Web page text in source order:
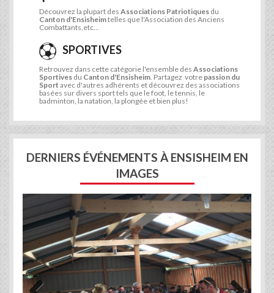
Découvrez la plupart des Associations Patriotiques du
Canton d'Ensisheimtelles que l'Association des Anciens
Combattants,etc...
SPORTIVES
Retrouvez dans cette catégorie l'ensemble des Associations
Sportives du Canton d'Ensisheim. Partagez votre passion du
Sport avec d'autres adhérents et découvrez des associations
basées sur divers sport tels que le foot, le tennis, le
badminton, la natation, la plongée et bien plus!
DERNIERS ÉVÉNEMENTS À ENSISHEIM EN
IMAGES